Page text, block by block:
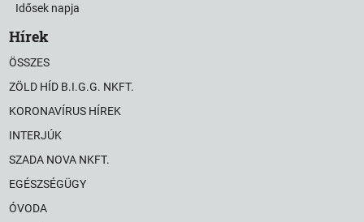
Idősek napja
Hírek
ÖSSZES
ZÖLD HÍD B.I.G.G. NKFT.
KORONAVÍRUS HÍREK
INTERJÚK
SZADA NOVA NKFT.
EGÉSZSÉGÜGY
ÓVODA